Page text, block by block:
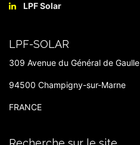
LPF Solar​
LPF-SOLAR
309 Avenue du Général de Gaulle
94500 Champigny-sur-Marne
FRANCE